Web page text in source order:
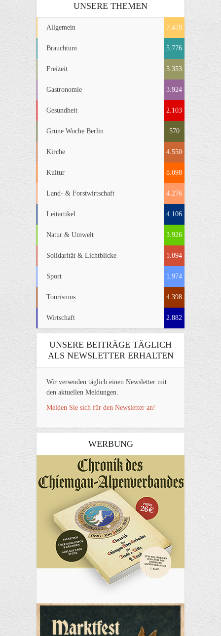
UNSERE THEMEN
Allgemein 7.478
Brauchtum 5.776
Freizeit 5.353
Gastronomie 3.924
Gesundheit 2.103
Grüne Woche Berlin 570
Kirche 4.550
Kultur 8.098
Land- & Forstwirtschaft 4.276
Leitartikel 4.106
Natur & Umwelt 3.926
Solidarität & Lichtblicke 1.094
Sport 1.974
Tourismus 4.398
Wirtschaft 2.882
UNSERE BEITRÄGE TÄGLICH
ALS NEWSLETTER ERHALTEN
Wir versenden täglich einen Newsletter mit
den aktuellen Meldungen.
Melden Sie sich für den Newsletter an!
WERBUNG